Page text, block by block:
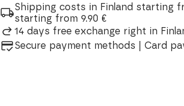
Ss
Women's
Shirt
quantity
Shipping costs in Finland starting
starting from 9.90 €
14 days free exchange right in
Secure payment methods | Card